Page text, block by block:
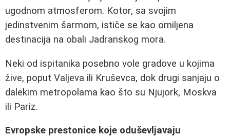
ugodnom atmosferom. Kotor, sa svojim
jedinstvenim šarmom, ističe se kao omiljena
destinacija na obali Jadranskog mora.
Neki od ispitanika posebno vole gradove u kojima
žive, poput Valjeva ili Kruševca, dok drugi sanjaju o
dalekim metropolama kao što su Njujork, Moskva
ili Pariz.
Evropske prestonice koje oduševljavaju